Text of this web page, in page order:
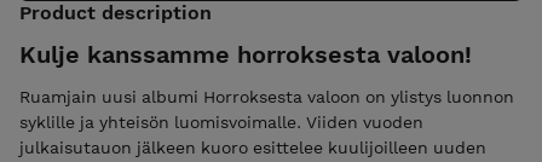
Product description
Kulje kanssamme horroksesta valoon!
Ruamjain uusi albumi Horroksesta valoon on ylistys luonnon
syklille ja yhteisön luomisvoimalle. Viiden vuoden
julkaisutauon jälkeen kuoro esittelee kuulijoilleen uuden